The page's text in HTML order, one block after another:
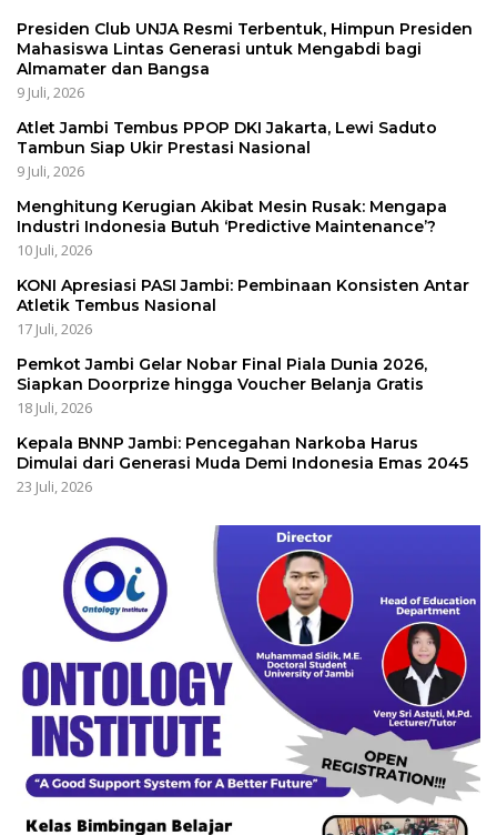
Presiden Club UNJA Resmi Terbentuk, Himpun Presiden
Mahasiswa Lintas Generasi untuk Mengabdi bagi
Almamater dan Bangsa
9 Juli, 2026
Atlet Jambi Tembus PPOP DKI Jakarta, Lewi Saduto
Tambun Siap Ukir Prestasi Nasional
9 Juli, 2026
Menghitung Kerugian Akibat Mesin Rusak: Mengapa
Industri Indonesia Butuh ‘Predictive Maintenance’?
10 Juli, 2026
KONI Apresiasi PASI Jambi: Pembinaan Konsisten Antar
Atletik Tembus Nasional
17 Juli, 2026
Pemkot Jambi Gelar Nobar Final Piala Dunia 2026,
Siapkan Doorprize hingga Voucher Belanja Gratis
18 Juli, 2026
Kepala BNNP Jambi: Pencegahan Narkoba Harus
Dimulai dari Generasi Muda Demi Indonesia Emas 2045
23 Juli, 2026